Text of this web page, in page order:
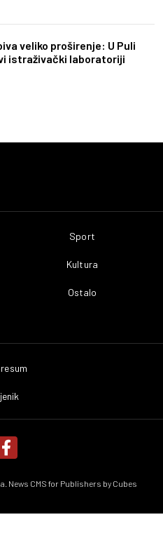
veliko proširenje: U Puli
istraživački laboratoriji
Sport
Kultura
Ostalo
News CMS for Publishers by Cubes